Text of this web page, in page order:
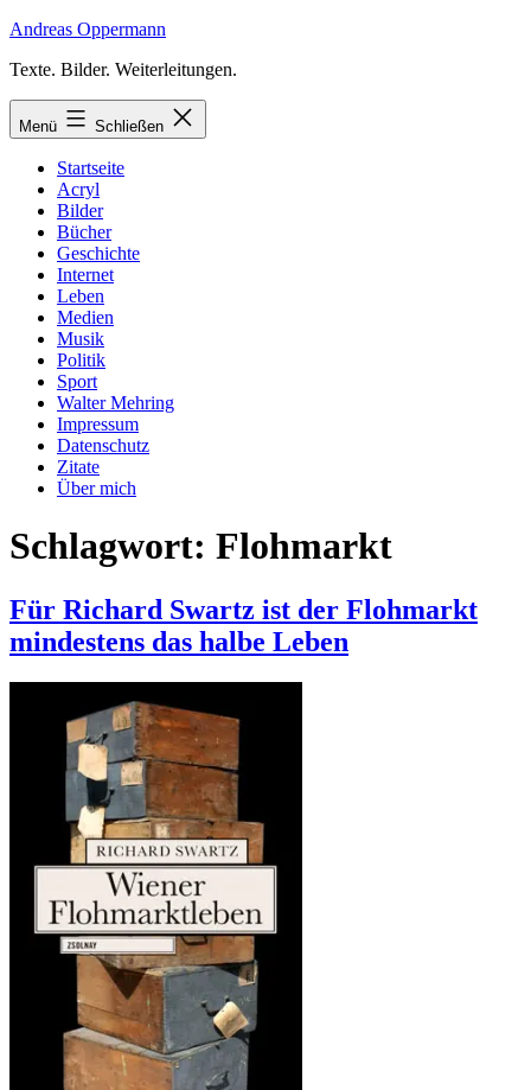
Zum
springen
Andreas Oppermann
Texte. Bilder. Weiterleitungen.
Menü Schließen
Startseite
Acryl
Bilder
Bücher
Geschichte
Internet
Leben
Medien
Musik
Politik
Sport
Walter Mehring
Impressum
Datenschutz
Zitate
Über mich
Schlagwort: Flohmarkt
Für Richard Swartz ist der Flohmarkt
mindestens das halbe Leben